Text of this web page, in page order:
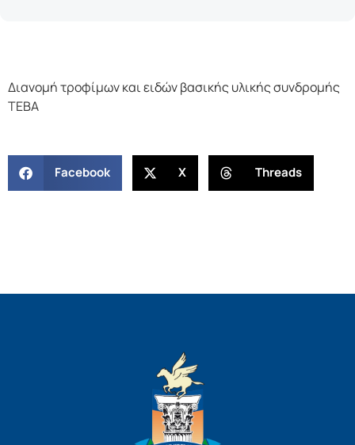
Διανομή τροφίμων και ειδών βασικής υλικής συνδρομής
ΤΕΒΑ
Facebook X Threads